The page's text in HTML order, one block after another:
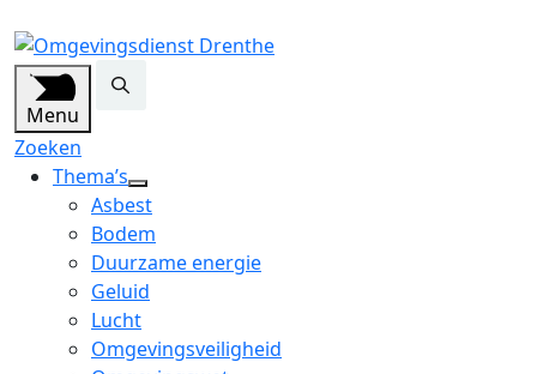
Menu
Zoeken
Thema’s
open
dropdown
menu
Asbest
Bodem
Duurzame energie
Geluid
Lucht
Omgevingsveiligheid